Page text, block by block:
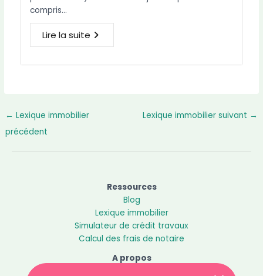
compris…
Lire la suite
← Lexique immobilier
précédent
Lexique immobilier suivant →
Ressources
Blog
Lexique immobilier
Simulateur de crédit travaux
Calcul des frais de notaire
A propos